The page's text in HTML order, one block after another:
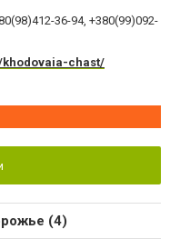
36-94, +380(99)092-
chast/
(4)